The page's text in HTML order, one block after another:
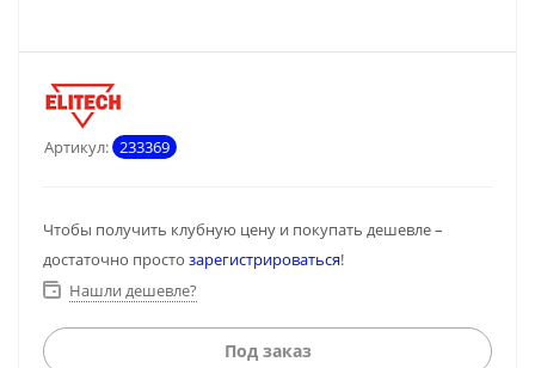
Артикул: 233369
Чтобы получить клубную цену и покупать дешевле –
достаточно просто зарегистрироваться!
Нашли дешевле?
Под заказ